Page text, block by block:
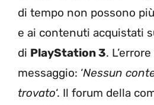
di tempo non possono
e ai contenuti acquistati
di PlayStation 3.
messaggio: ‘Nessun
trovato‘. Il forum della